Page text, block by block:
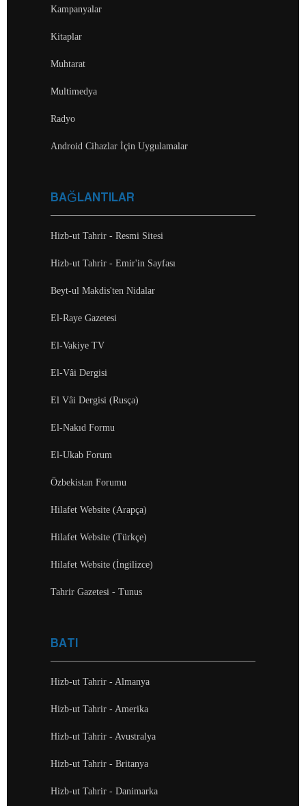
Kampanyalar
Kitaplar
Muhtarat
Multimedya
Radyo
Android Cihazlar İçin Uygulamalar
BAĞLANTILAR
Hizb-ut Tahrir - Resmi Sitesi
Hizb-ut Tahrir - Emir'in Sayfası
Beyt-ul Makdis'ten Nidalar
El-Raye Gazetesi
El-Vakiye TV
El-Vâi Dergisi
El Vâi Dergisi (Rusça)
El-Nakıd Formu
El-Ukab Forum
Özbekistan Forumu
Hilafet Website (Arapça)
Hilafet Website (Türkçe)
Hilafet Website (İngilizce)
Tahrir Gazetesi - Tunus
BATI
Hizb-ut Tahrir - Almanya
Hizb-ut Tahrir - Amerika
Hizb-ut Tahrir - Avustralya
Hizb-ut Tahrir - Britanya
Hizb-ut Tahrir - Danimarka